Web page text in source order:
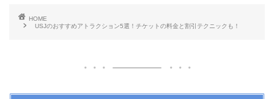
HOME
USJのおすすめアトラクション5選！チケットの料金と割引テクニックも！